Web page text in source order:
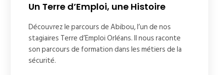
Un Terre d’Emploi, une Histoire
Découvrez le parcours de Abibou, l’un de nos
stagiaires Terre d’Emploi Orléans. Il nous raconte
son parcours de formation dans les métiers de la
sécurité.